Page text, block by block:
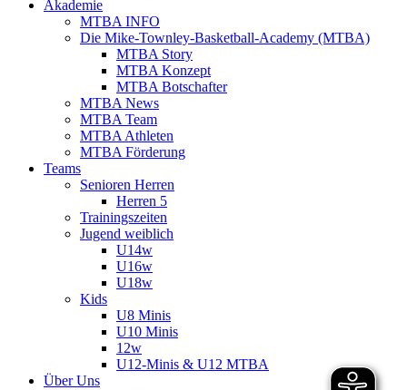
Akademie
MTBA INFO
Die Mike-Townley-Basketball-Academy (MTBA)
MTBA Story
MTBA Konzept
MTBA Botschafter
MTBA News
MTBA Team
MTBA Athleten
MTBA Förderung
Teams
Senioren Herren
Herren 5
Trainingszeiten
Jugend weiblich
U14w
U16w
U18w
Kids
U8 Minis
U10 Minis
12w
U12-Minis & U12 MTBA
Über Uns